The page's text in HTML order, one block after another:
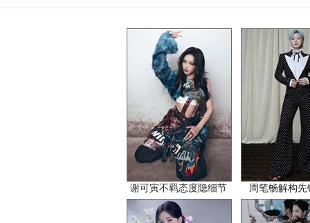
谢可寅不羁态度隐细节 周笔畅解构先